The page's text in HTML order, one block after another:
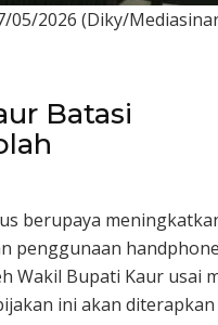
05/2026 (Diky/
Batasi
berupaya
penggunaan
Wakil Bupati Kaur usai
ini akan